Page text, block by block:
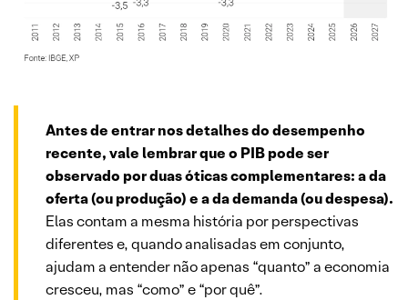
Antes de entrar nos detalhes do desempenho
recente, vale lembrar que o PIB pode ser
observado por duas óticas complementares: a da
oferta (ou produção) e a da demanda (ou despesa).
Elas contam a mesma história por perspectivas
diferentes e, quando analisadas em conjunto,
ajudam a entender não apenas “quanto” a economia
cresceu, mas “como” e “por quê”.